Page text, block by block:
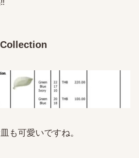
も可愛いですね。